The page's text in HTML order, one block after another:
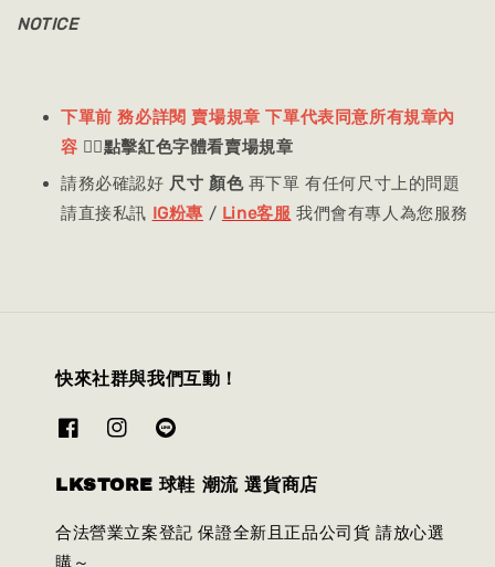
NOTICE
下單前 務必詳閱 賣場規章 下單代表同意所有規章內
容 👈🏻點擊紅色字體看賣場規章
請務必確認好 尺寸 顏色再下單 有任何尺寸上的問題
請直接私訊 IG粉專 / Line客服 我們會有專人為您服務
快來社群與我們互動！
LKSTORE 球鞋 潮流 選貨商店
合法營業立案登記 保證全新且正品公司貨 請放心選
購～